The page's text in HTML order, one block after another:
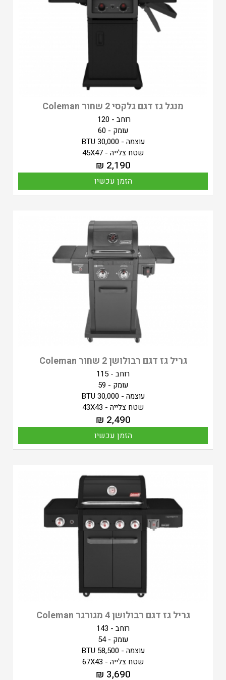
מנגל גז דגם גלקסי 2 שחור Coleman
רוחב - 120
עומק - 60
עוצמה - 30,000 BTU
שטח צלייה - 45X47
₪ 2,190
הזמן עכשיו
גריל גז דגם רבולושן 2 שחור Coleman
רוחב - 115
עומק - 59
עוצמה - 30,000 BTU
שטח צלייה - 43X43
₪ 2,490
הזמן עכשיו
גריל גז דגם רבולושן 4 מגורגר Coleman
רוחב - 143
עומק - 54
עוצמה - 58,500 BTU
שטח צלייה - 67X43
₪ 3,690